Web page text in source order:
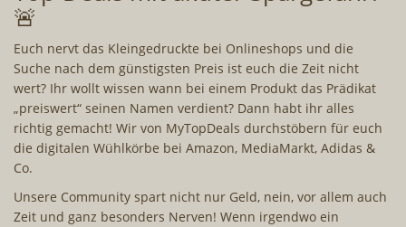
🚨
Euch nervt das Kleingedruckte bei Onlineshops und die
Suche nach dem günstigsten Preis ist euch die Zeit nicht
wert? Ihr wollt wissen wann bei einem Produkt das Prädikat
„preiswert“ seinen Namen verdient? Dann habt ihr alles
richtig gemacht! Wir von MyTopDeals durchstöbern für euch
die digitalen Wühlkörbe bei Amazon, MediaMarkt, Adidas &
Co.
Unsere Community spart nicht nur Geld, nein, vor allem auch
Zeit und ganz besonders Nerven! Wenn irgendwo ein